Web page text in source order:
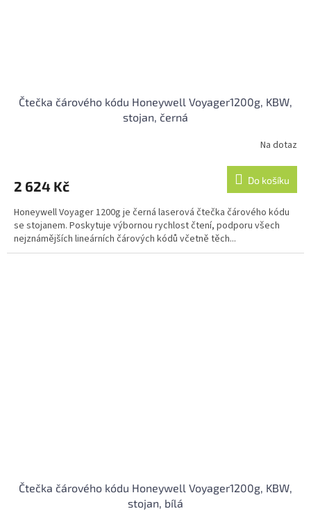
Čtečka čárového kódu Honeywell Voyager1200g, KBW,
stojan, černá
je
z
5
hvězdiček.
Na dotaz
2 624 Kč Do košíku
Honeywell Voyager 1200g je černá laserová čtečka čárového kódu
se stojanem. Poskytuje výbornou rychlost čtení, podporu všech
nejznámějších lineárních čárových kódů včetně těch...
Čtečka čárového kódu Honeywell Voyager1200g, KBW,
stojan, bílá